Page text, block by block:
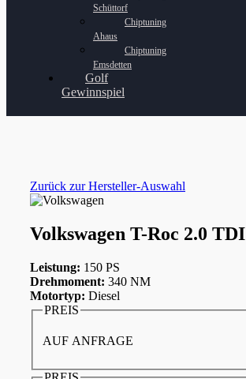
Schüttorf
Chiptuning
Ahaus
Chiptuning
Emsdetten
Golf
Gewinnspiel
Zurück zur Hersteller-Auswahl
Volkswagen T-Roc 2.0 TDI
Leistung: 150 PS
Drehmoment: 340 NM
Motortyp: Diesel
PREIS
AUF ANFRAGE